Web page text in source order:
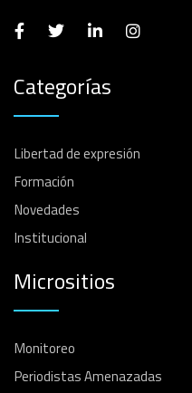
Categorías
Libertad de expresión
Formación
Novedades
Institucional
Micrositios
Monitoreo
Periodistas Amenazadas